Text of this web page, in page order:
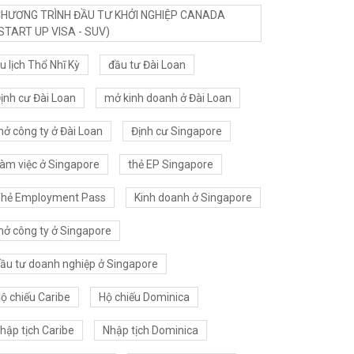
TRÌNH ĐẦU TƯ KHỞI NGHIỆP CANADA
UP VISA - SUV)
lịch Thổ Nhĩ Kỳ đầu tư Đài Loan
cư Đài Loan mở kinh doanh ở Đài Loan
công ty ở Đài Loan Định cư Singapore
Làm việc ở Singapore thẻ EP Singapore
Employment Pass Kinh doanh ở Singapore
công ty ở Singapore
tư doanh nghiệp ở Singapore
chiếu Caribe Hộ chiếu Dominica
tịch Caribe Nhập tịch Dominica